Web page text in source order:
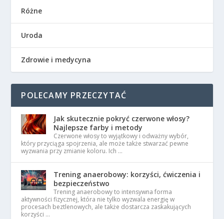
Różne
Uroda
Zdrowie i medycyna
POLECAMY PRZECZYTAĆ
Jak skutecznie pokryć czerwone włosy?
Najlepsze farby i metody
Czerwone włosy to wyjątkowy i odważny wybór,
który przyciąga spojrzenia, ale może także stwarzać pewne
wyzwania przy zmianie koloru. Ich …
Trening anaerobowy: korzyści, ćwiczenia i
bezpieczeństwo
Trening anaerobowy to intensywna forma
aktywności fizycznej, która nie tylko wyzwala energię w
procesach beztlenowych, ale także dostarcza zaskakujących
korzyści …